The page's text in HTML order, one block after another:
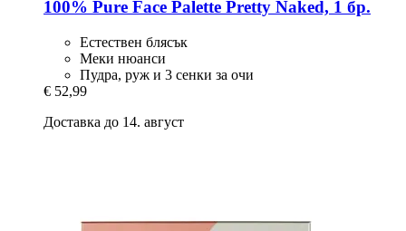
100% Pure Face Palette Pretty Naked, 1 бр.
Естествен блясък
Меки нюанси
Пудра, руж и 3 сенки за очи
€ 52,99
Доставка до 14. август